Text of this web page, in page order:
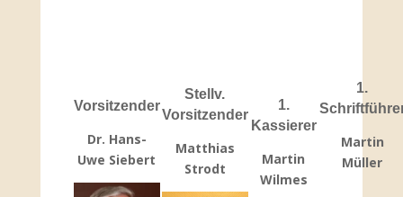
Vorsitzender
Dr. Hans-
Uwe Siebert
Stellv.
Vorsitzender
Matthias
Strodt
1.
Kassierer
Martin
Wilmes
1.
Martin
Müller